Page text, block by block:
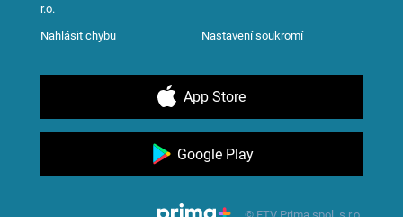
r.o.
Nahlásit chybu Nastavení soukromí
App Store
Google Play